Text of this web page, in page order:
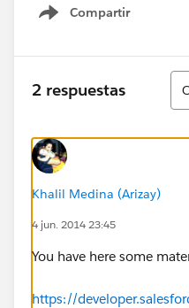
Compartir
Show menu
2 respuestas
Khalil Medina (Arizay)
4 jun. 2014 23:45
You have here some
https://